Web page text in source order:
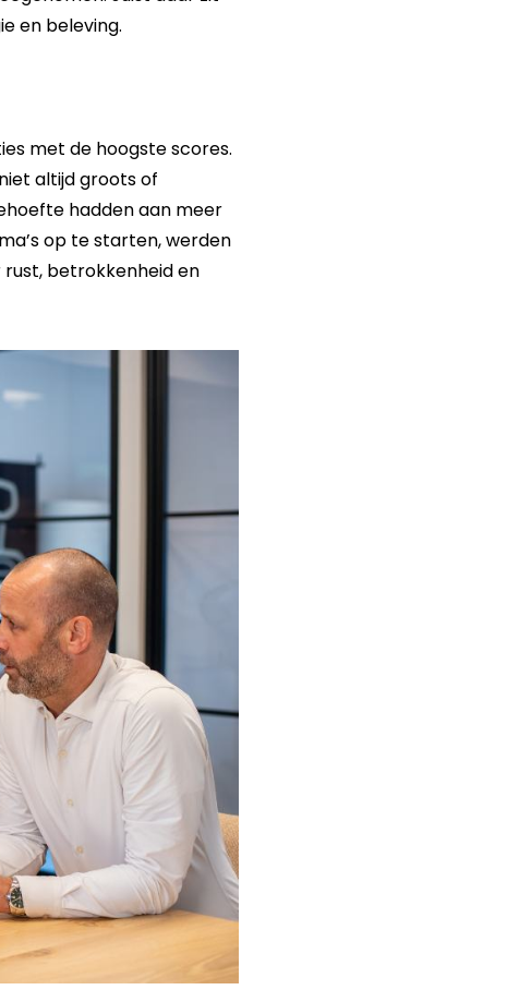
en beleving.
met de hoogste scores.
altijd groots of
hadden aan meer
op te starten, werden
betrokkenheid en